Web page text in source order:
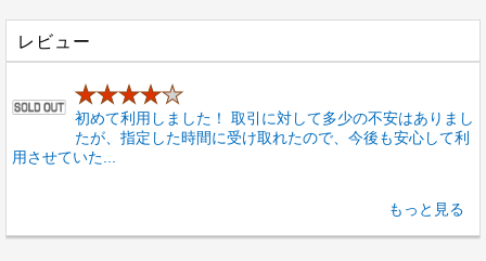
レビュー
★★★★★
初めて利用しました！ 取引に対して多少の不安はありまし
たが、指定した時間に受け取れたので、今後も安心して利
用させていた...
もっと見る